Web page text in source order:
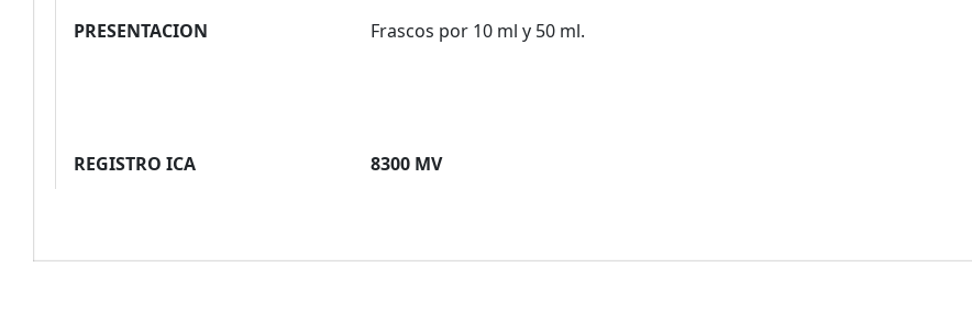
PRESENTACION Frascos por 10 ml y 50 ml.
REGISTRO ICA 8300 MV